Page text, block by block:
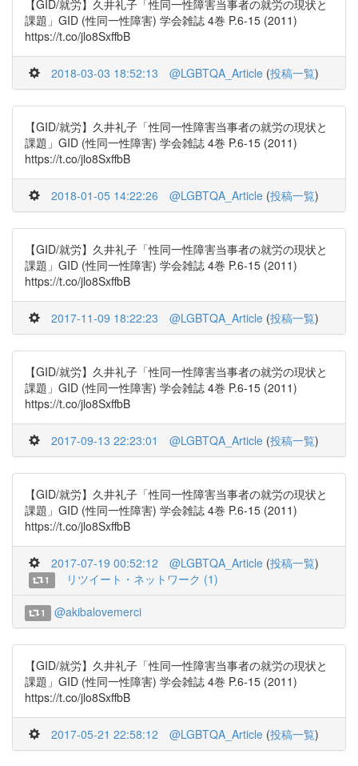
【GID/就労】久井礼子「性同一性障害当事者の就労の現状と
課題」GID (性同一性障害) 学会雑誌 4巻 P.6-15 (2011)
https://t.co/jlo8SxffbB
2018-03-03 18:52:13 @LGBTQA_Article (投稿一覧)
【GID/就労】久井礼子「性同一性障害当事者の就労の現状と
課題」GID (性同一性障害) 学会雑誌 4巻 P.6-15 (2011)
https://t.co/jlo8SxffbB
2018-01-05 14:22:26 @LGBTQA_Article (投稿一覧)
【GID/就労】久井礼子「性同一性障害当事者の就労の現状と
課題」GID (性同一性障害) 学会雑誌 4巻 P.6-15 (2011)
https://t.co/jlo8SxffbB
2017-11-09 18:22:23 @LGBTQA_Article (投稿一覧)
【GID/就労】久井礼子「性同一性障害当事者の就労の現状と
課題」GID (性同一性障害) 学会雑誌 4巻 P.6-15 (2011)
https://t.co/jlo8SxffbB
2017-09-13 22:23:01 @LGBTQA_Article (投稿一覧)
【GID/就労】久井礼子「性同一性障害当事者の就労の現状と
課題」GID (性同一性障害) 学会雑誌 4巻 P.6-15 (2011)
https://t.co/jlo8SxffbB
2017-07-19 00:52:12 @LGBTQA_Article (投稿一覧)
1 リツイート・ネットワーク (1)
1 @akibalovemerci
【GID/就労】久井礼子「性同一性障害当事者の就労の現状と
課題」GID (性同一性障害) 学会雑誌 4巻 P.6-15 (2011)
https://t.co/jlo8SxffbB
2017-05-21 22:58:12 @LGBTQA_Article (投稿一覧)